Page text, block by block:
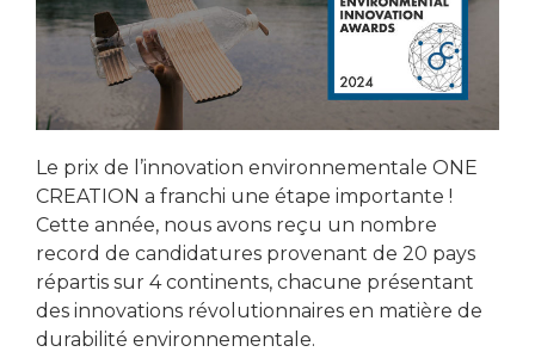
Le prix de l’innovation environnementale ONE
CREATION a franchi une étape importante !
Cette année, nous avons reçu un nombre
record de candidatures provenant de 20 pays
répartis sur 4 continents, chacune présentant
des innovations révolutionnaires en matière de
durabilité environnementale.